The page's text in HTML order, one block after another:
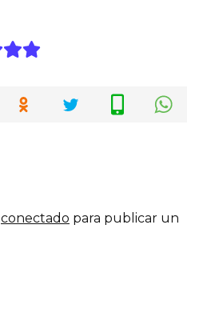
conectado para publicar un